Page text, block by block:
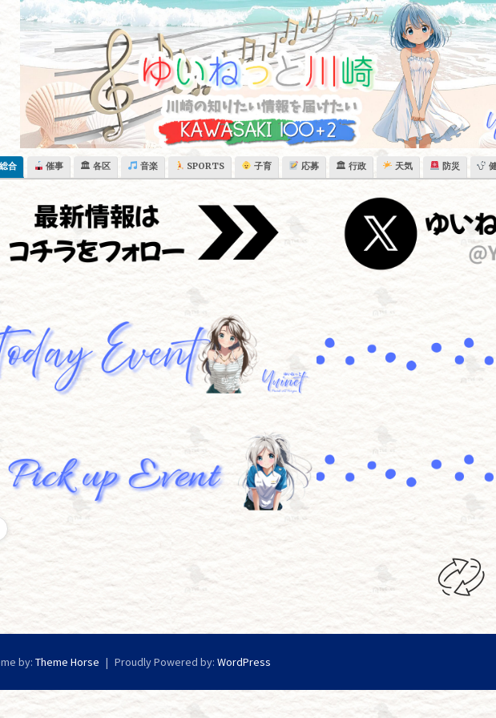
総合 催事 🏛 各区 音楽 SPORTS 子育 応募 🏛 行政 天気 防災
by: Theme Horse Proudly Powered by: WordPress